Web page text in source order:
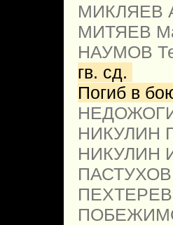
МИКЛЯЕВ
МИТЯЕВ
НАУМОВ
гв. сд.
Погиб в
НИКУЛИН
НИКУЛИН
ПАСТУХОВ
ПЕХТЕРЕВ